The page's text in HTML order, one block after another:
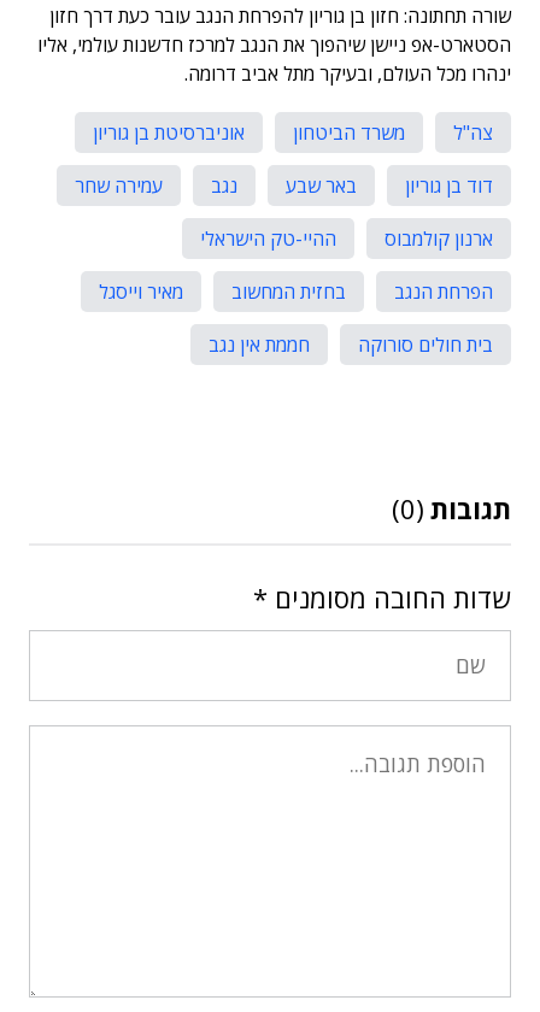
שורה תחתונה: חזון בן גוריון להפרחת הנגב עובר כעת דרך חזון
הסטארט-אפ ניישן שיהפוך את הנגב למרכז חדשנות עולמי, אליו
ינהרו מכל העולם, ובעיקר מתל אביב דרומה.
צה"ל משרד הביטחון
אוניברסיטת בן גוריון
דוד בן גוריון
באר שבע נגב
עמירה שחר
ארנון קולמבוס
ההיי-טק הישראלי
הפרחת הנגב
בחזית המחשוב
מאיר וייסגל
בית חולים סורוקה
חממת אין נגב
תגובות (0)
שדות החובה מסומנים *